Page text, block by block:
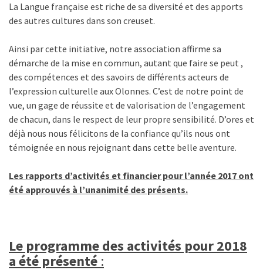
La Langue française est riche de sa diversité et des apports
des autres cultures dans son creuset.
Ainsi par cette initiative, notre association affirme sa
démarche de la mise en commun, autant que faire se peut ,
des compétences et des savoirs de différents acteurs de
l’expression culturelle aux Olonnes. C’est de notre point de
vue, un gage de réussite et de valorisation de l’engagement
de chacun, dans le respect de leur propre sensibilité. D’ores et
déjà nous nous félicitons de la confiance qu’ils nous ont
témoignée en nous rejoignant dans cette belle aventure.
Les rapports d’activités et financier pour l’année 2017 ont
été approuvés à l’unanimité des présents.
Le programme des activités pour 2018
a été présenté :